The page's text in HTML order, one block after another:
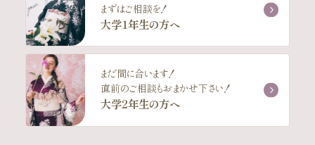
まずはご相談を！
大学1年生の方へ
まだ間に合います！
直前のご相談もおまかせ下さい！
大学2年生の方へ